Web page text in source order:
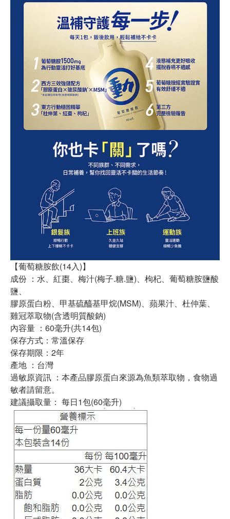
【葡萄糖胺飲(14入)】
成份 ：水、紅棗、梅汁(梅子.糖.鹽)、枸杞、葡萄糖胺鹽酸
鹽、
膠原蛋白粉、甲基硫醯基甲烷(MSM)、蘋果汁、杜仲葉、
雞冠萃取物(含透明質酸鈉)
內容量 ：60毫升(共14包)
保存方式：常溫保存
保存期限：2年
產地 ：台灣
過敏原資訊 ：本產品膠原蛋白來源為魚類萃取物，食物過
敏者請留意。
建議攝取量： 每日1包(60毫升)